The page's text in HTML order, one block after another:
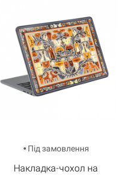
Під замовлення
Накладка-чохол на